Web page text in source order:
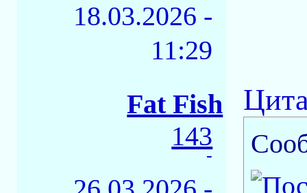
18.03.2026 -
11:29
Fat Fish
143
-